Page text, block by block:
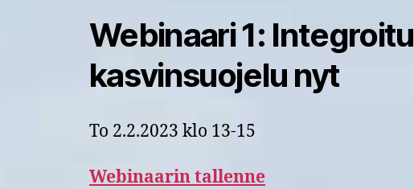
Webinaari 1: Integroitu
kasvinsuojelu nyt
To 2.2.2023 klo 13-15
Webinaarin tallenne